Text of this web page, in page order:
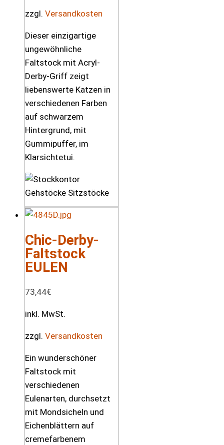
zzgl. Versandkosten
Dieser einzigartige
ungewöhnliche
Faltstock mit Acryl-
Derby-Griff zeigt
liebenswerte Katzen in
verschiedenen Farben
auf schwarzem
Hintergrund, mit
Gummipuffer, im
Klarsichtetui.
Chic-Derby-
Faltstock
EULEN
73,44€
inkl. MwSt.
zzgl. Versandkosten
Ein wunderschöner
Faltstock mit
verschiedenen
Eulenarten, durchsetzt
mit Mondsicheln und
Eichenblättern auf
cremefarbenem